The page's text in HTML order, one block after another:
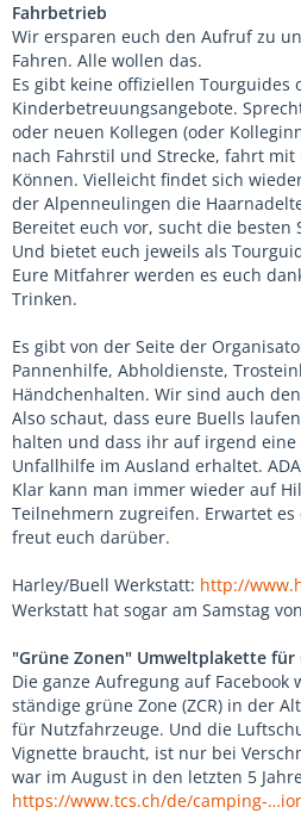
Fahrbetrieb
Wir ersparen euch den Aufruf zu
Fahren. Alle wollen das.
Es gibt keine offiziellen Tourguides
Kinderbetreuungsangebote.
oder neuen Kollegen (oder
nach Fahrstil und Strecke, fahrt
Können. Vielleicht findet sich
der Alpenneulingen die
Bereitet euch vor, sucht die besten
Und bietet euch jeweils als
Eure Mitfahrer werden es euch
Trinken.
Es gibt von der Seite der
Pannenhilfe, Abholdienste,
Händchenhalten. Wir sind auch
Also schaut, dass eure Buells
halten und dass ihr auf irgend
Unfallhilfe im Ausland erhaltet.
Klar kann man immer wieder auf
Teilnehmern zugreifen. Erwartet
freut euch darüber.
Harley/Buell Werkstatt: http://
Werkstatt hat sogar am Samstag
"Grüne Zonen" Umweltplakette für
Die ganze Aufregung auf Facebook
ständige grüne Zone (ZCR) in der
für Nutzfahrzeuge. Und die
Vignette braucht, ist nur bei
war im August in den letzten 5
https://www.tcs.ch/de/camping-